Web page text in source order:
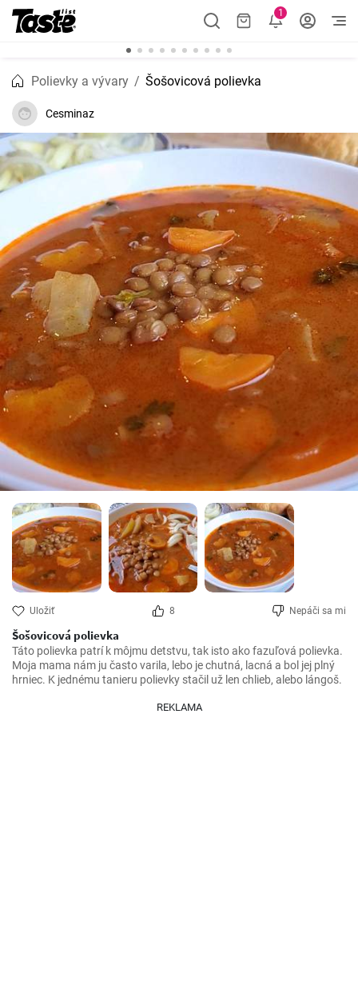
1
Polievky a vývary Šošovicová polievka
Cesminaz
Uložiť 8 Nepáči sa mi
Šošovicová polievka
Táto polievka patrí k môjmu detstvu, tak isto ako fazuľová polievka.
Moja mama nám ju často varila, lebo je chutná, lacná a bol jej plný
hrniec. K jednému tanieru polievky stačil už len chlieb, alebo lángoš.
REKLAMA